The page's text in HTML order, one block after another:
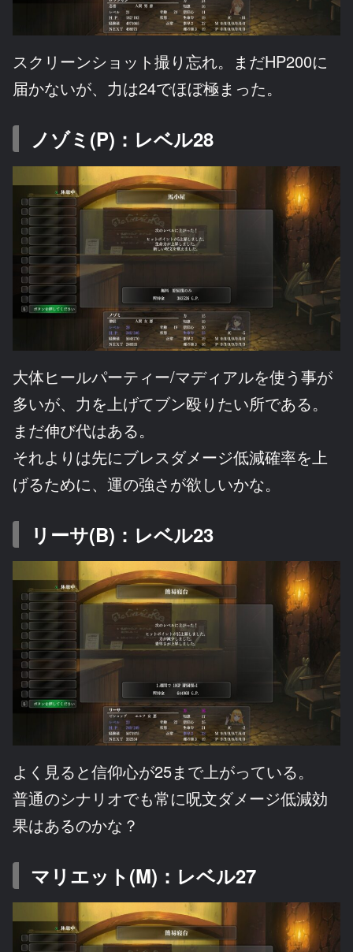
スクリーンショット撮り忘れ。まだHP200に
届かないが、力は24でほぼ極まった。
ノゾミ(P)：レベル28
大体ヒールパーティー/マディアルを使う事が
多いが、力を上げてブン殴りたい所である。
まだ伸び代はある。
それよりは先にブレスダメージ低減確率を上
げるために、運の強さが欲しいかな。
リーサ(B)：レベル23
よく見ると信仰心が25まで上がっている。
普通のシナリオでも常に呪文ダメージ低減効
果はあるのかな？
マリエット(M)：レベル27